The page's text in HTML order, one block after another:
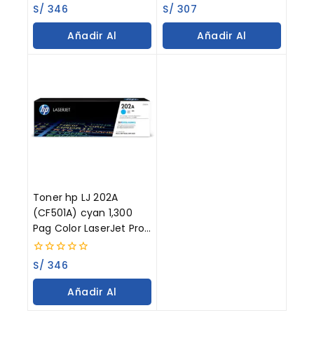
0
out
of
S/ 346
Añadir Al
0
out
of
S/ 307
Añadir Al
Toner hp LJ 202A
(CF501A) cyan 1,300
Pag Color LaserJet Pro
MFP M281fdw
0
out
of
S/ 346
Añadir Al